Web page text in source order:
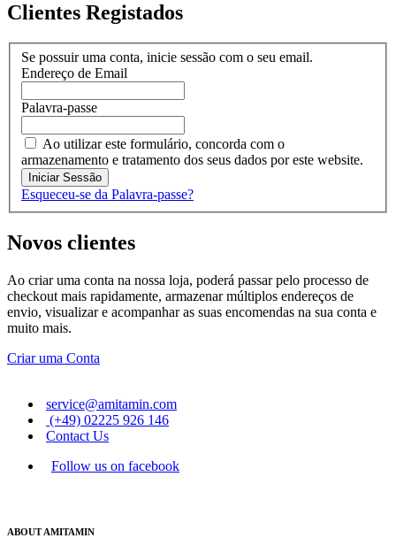
Clientes Registados
Se possuir uma conta, inicie sessão com o seu email.
Endereço de Email
Palavra-passe
Ao utilizar este formulário, concorda com o
armazenamento e tratamento dos seus dados por este website.
Iniciar Sessão
Esqueceu-se da Palavra-passe?
Novos clientes
Ao criar uma conta na nossa loja, poderá passar pelo processo de
checkout mais rapidamente, armazenar múltiplos endereços de
envio, visualizar e acompanhar as suas encomendas na sua conta e
muito mais.
Criar uma Conta
service@amitamin.com
(+49) 02225 926 146
Contact Us
Follow us on facebook
ABOUT AMITAMIN